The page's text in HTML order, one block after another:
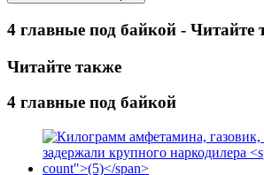
4 главные под байкой - Читайте
Читайте также
4 главные под байкой